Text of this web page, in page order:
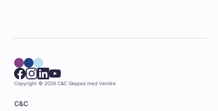
Copyright © 2026 C&C Skapad med Vendre
C&C